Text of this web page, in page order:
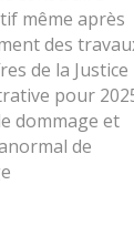
même après
des
de la Justice
pour
dommage et
de